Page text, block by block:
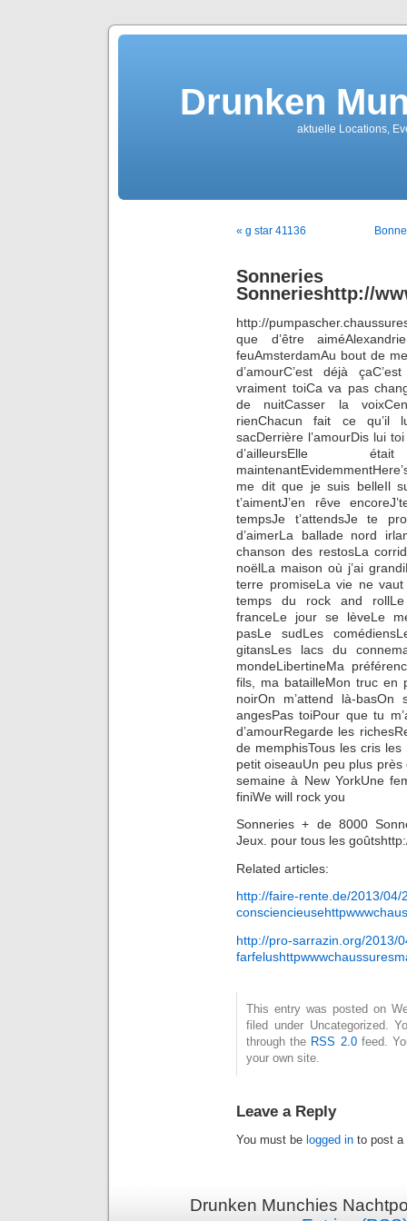
Drunken
aktuelle Locations,
« g star 41136
Sonnerieshttp://
http://
que d’être
feuAmsterdamAu bout de
d’amourC’est déjà
vraiment toiCa va pas
de nuitCasser la
rienChacun fait ce qu’il
sacDerrière l’amourDis lui
d’ailleursElle
me dit que je suis belleIl
t’aimentJ’en rêve
tempsJe t’attendsJe te
d’aimerLa ballade nord
chanson des restosLa
noëlLa maison où j’ai
terre promiseLa vie ne
temps du rock and rollLe
franceLe jour se lèveLe
pasLe sudLes
gitansLes lacs du
mondeLibertineMa
fils, ma batailleMon truc en
noirOn m’attend là-basOn
angesPas toiPour que tu
d’amourRegarde les
de memphisTous les cris
petit oiseauUn peu plus
semaine à New YorkUne
finiWe will rock you
Sonneries + de 8000
Jeux. pour tous les
Related articles:
http://faire-rente.de/2013/04/
http://pro-sarrazin.org/2013/
This entry was posted on
filed under Uncategorized.
through the RSS 2.0feed.
your own site.
Leave a Reply
You must be logged in to post a
Drunken Munchies